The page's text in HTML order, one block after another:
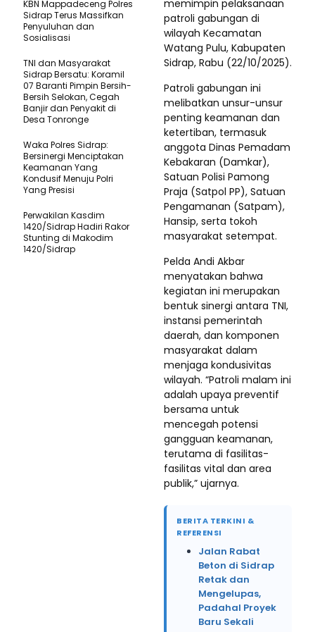
memimpin pelaksanaan
patroli gabungan di
wilayah Kecamatan
Watang Pulu, Kabupaten
Sidrap, Rabu (22/10/2025).
​Patroli gabungan ini
melibatkan unsur-unsur
penting keamanan dan
ketertiban, termasuk
anggota Dinas Pemadam
Kebakaran (Damkar),
Satuan Polisi Pamong
Praja (Satpol PP), Satuan
Pengamanan (Satpam),
Hansip, serta tokoh
masyarakat setempat.
​Pelda Andi Akbar
menyatakan bahwa
kegiatan ini merupakan
bentuk sinergi antara TNI,
instansi pemerintah
daerah, dan komponen
masyarakat dalam
menjaga kondusivitas
wilayah. “Patroli malam ini
adalah upaya preventif
bersama untuk
mencegah potensi
gangguan keamanan,
terutama di fasilitas-
fasilitas vital dan area
publik,” ujarnya.
BERITA TERKINI &
REFERENSI
Jalan Rabat
Beton di Sidrap
Retak dan
Mengelupas,
Padahal Proyek
Baru Sekali
KBN Mappadeceng Polres
Sidrap Terus Massifkan
Penyuluhan dan
Sosialisasi
TNI dan Masyarakat
Sidrap Bersatu: Koramil
07 Baranti Pimpin Bersih-
Bersih Selokan, Cegah
Banjir dan Penyakit di
Desa Tonronge
Waka Polres Sidrap:
Bersinergi Menciptakan
Keamanan Yang
Kondusif Menuju Polri
Yang Presisi
Perwakilan Kasdim
1420/Sidrap Hadiri Rakor
Stunting di Makodim
1420/Sidrap